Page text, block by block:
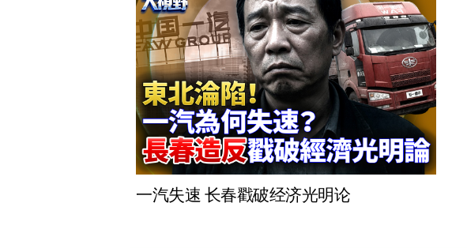
一汽失速 长春戳破经济光明论